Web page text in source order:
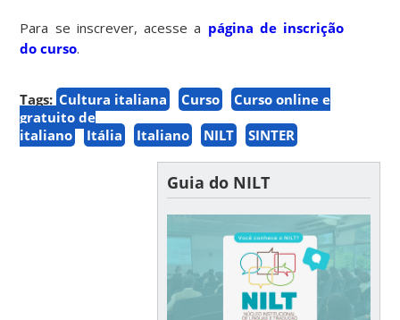
Para se inscrever, acesse a página de inscrição
do curso.
Tags: Cultura italiana Curso
Curso online e
gratuito de
italiano
Itália Italiano NILT SINTER
Guia do NILT